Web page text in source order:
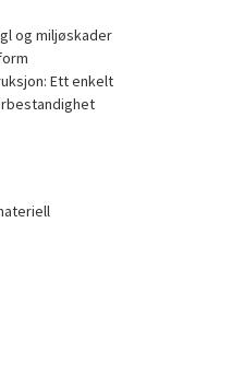
og miljøskader
Ett enkelt